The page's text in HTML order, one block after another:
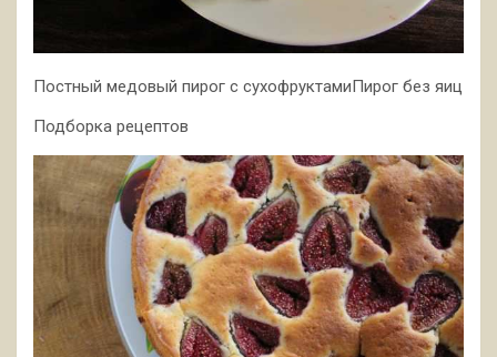
Постный медовый пирог с сухофруктамиПирог без яиц
Подборка рецептов